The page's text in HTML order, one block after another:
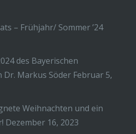
– Frühjahr/ Sommer ’24
des Bayerischen
Markus Söder Februar 5,
Weihnachten und ein
Dezember 16, 2023